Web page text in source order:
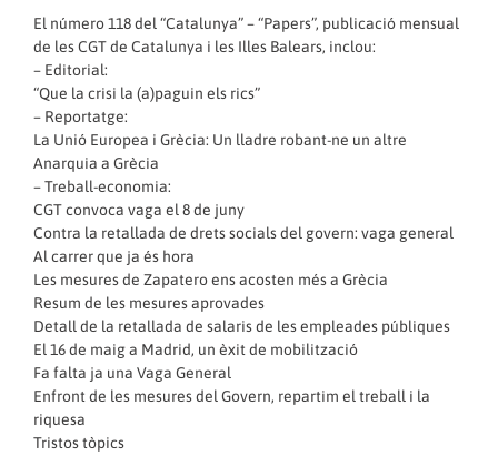
El número 118 del “Catalunya” – “Papers”, publicació mensual
de les CGT de Catalunya i les Illes Balears, inclou:
– Editorial:
“Que la crisi la (a)paguin els rics”
– Reportatge:
La Unió Europea i Grècia: Un lladre robant-ne un altre
Anarquia a Grècia
– Treball-economia:
CGT convoca vaga el 8 de juny
Contra la retallada de drets socials del govern: vaga general
Al carrer que ja és hora
Les mesures de Zapatero ens acosten més a Grècia
Resum de les mesures aprovades
Detall de la retallada de salaris de les empleades públiques
El 16 de maig a Madrid, un èxit de mobilització
Fa falta ja una Vaga General
Enfront de les mesures del Govern, repartim el treball i la
riquesa
Tristos tòpics